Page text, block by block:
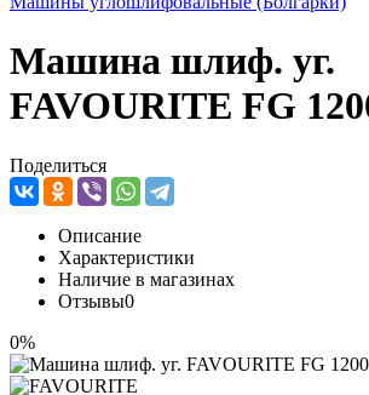
Машина шлиф. уг.
FAVOURITE FG
Поделиться
Описание
Характеристики
Наличие в магазинах
Отзывы0
0%